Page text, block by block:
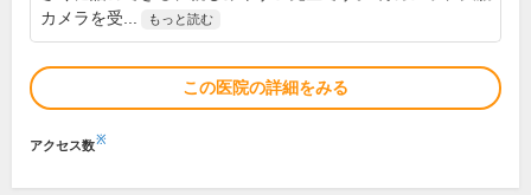
カメラを受...
もっと読む
この医院の詳細をみる
アクセス数※